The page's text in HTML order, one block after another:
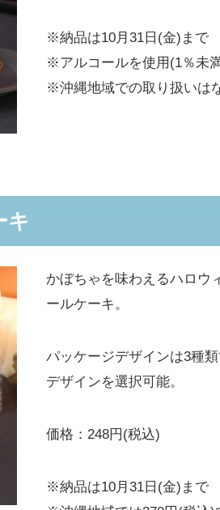
※納品は10月31日(金)まで
※アルコールを使用(1％未
※沖縄地域での取り扱いは
キ
かぼちゃを味わえるハロウ
ールケーキ。
パッケージデザインは3種
デザインを選択可能。
価格：248円(税込)
※納品は10月31日(金)まで